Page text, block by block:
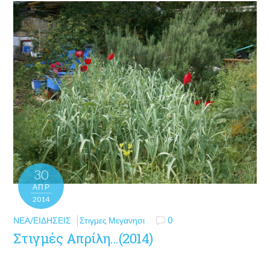
30
ΑΠΡ
2014
ΝΈΑ/ΕΙΔΉΣΕΙΣ Στιγμες Μεγανησι 0
Στιγμές Απρίλη…(2014)